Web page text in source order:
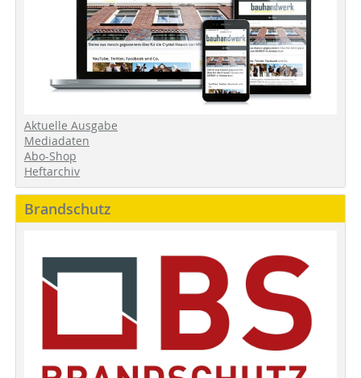
Aktuelle Ausgabe
Mediadaten
Abo-Shop
Heftarchiv
Brandschutz